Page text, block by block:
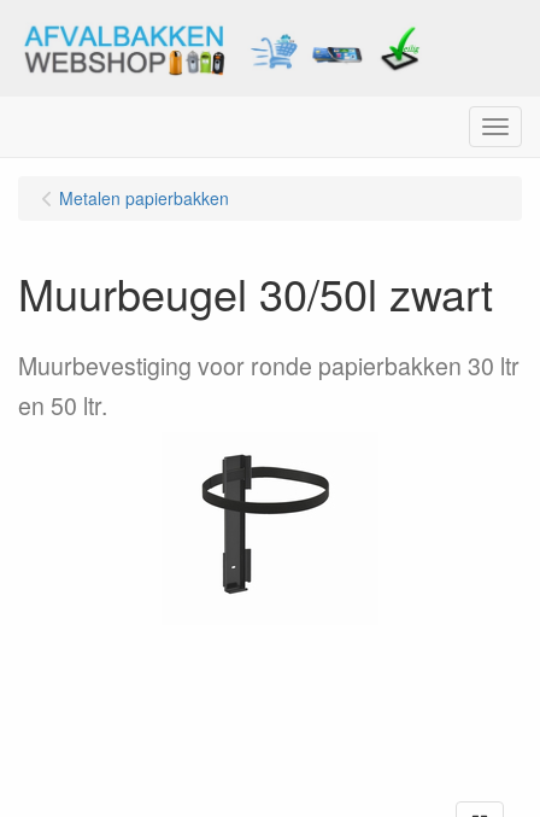
Menu
Metalen papierbakken
Muurbeugel 30/50l zwart
Muurbevestiging voor ronde papierbakken 30 ltr
en 50 ltr.